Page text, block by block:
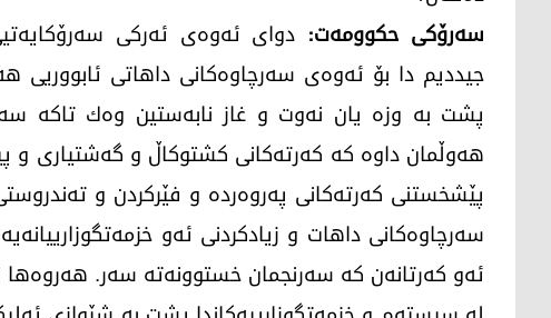
سەرۆكی حكوومەت: دوای ئەوەی ئەركی
جیددیم دا بۆ ئەوەی سەرچاوەكانی داهاتی ئابووریی
پشت بە وزە یان نەوت و غاز نابەستین وەك تاكە
هەوڵمان داوە كە كەرتەكانی كشتوكاڵ و گەشتیاری
پێشخستنی كەرتەكانی پەروەردە و فێركردن و
سەرچاوەكانی داهات و زیادكردنی ئەو
ئەو كەرتانەن كە سەرنجمان خستوونەتە سەر. هەروەها